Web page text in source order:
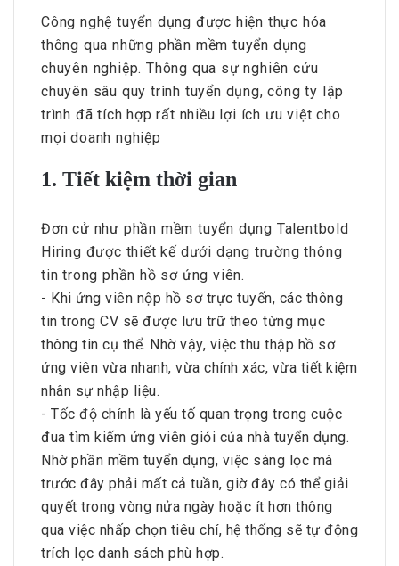
Công nghệ tuyển dụng được hiện thực hóa
thông qua những phần mềm tuyển dụng
chuyên nghiệp. Thông qua sự nghiên cứu
chuyên sâu quy trình tuyển dụng, công ty lập
trình đã tích hợp rất nhiều lợi ích ưu việt cho
mọi doanh nghiệp
1. Tiết kiệm thời gian
Đơn cử như phần mềm tuyển dụng Talentbold
Hiring được thiết kế dưới dạng trường thông
tin trong phần hồ sơ ứng viên.
- Khi ứng viên nộp hồ sơ trực tuyến, các thông
tin trong CV sẽ được lưu trữ theo từng mục
thông tin cụ thể. Nhờ vậy, việc thu thập hồ sơ
ứng viên vừa nhanh, vừa chính xác, vừa tiết kiệm
nhân sự nhập liệu.
- Tốc độ chính là yếu tố quan trọng trong cuộc
đua tìm kiếm ứng viên giỏi của nhà tuyển dụng.
Nhờ phần mềm tuyển dụng, việc sàng lọc mà
trước đây phải mất cả tuần, giờ đây có thể giải
quyết trong vòng nửa ngày hoặc ít hơn thông
qua việc nhấp chọn tiêu chí, hệ thống sẽ tự động
trích lọc danh sách phù hợp.